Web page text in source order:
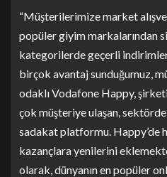
“Müşterilerimize market
popüler giyim markalarından
kategorilerde geçerli
birçok avantaj sunduğumuz,
odaklı Vodafone Happy,
çok müşteriye ulaşan,
sadakat platformu. Happy’de
kazançlara yenilerini
olarak, dünyanın en popüler